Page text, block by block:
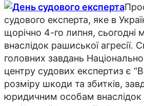
судового експерта, яке в
щорічно 4-го липня, сьогодні
внаслідок рашиської агресії.
головних завдань
центру судових експертиз є
розміру шкоди та збитків,
юридичним особам внаслідок